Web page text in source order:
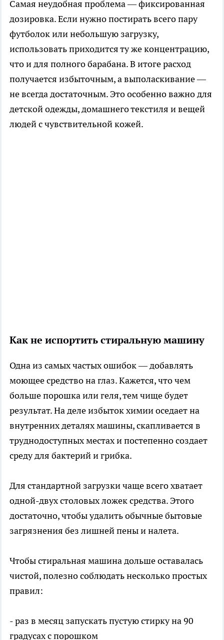
Самая неудобная проблема — фиксированная
дозировка. Если нужно постирать всего пару
футболок или небольшую загрузку,
использовать приходится ту же концентрацию,
что и для полного барабана. В итоге расход
получается избыточным, а выполаскивание —
не всегда достаточным. Это особенно важно для
детской одежды, домашнего текстиля и вещей
людей с чувствительной кожей.
Как не испортить стиральную машину
Одна из самых частых ошибок — добавлять
моющее средство на глаз. Кажется, что чем
больше порошка или геля, тем чище будет
результат. На деле избыток химии оседает на
внутренних деталях машины, скапливается в
труднодоступных местах и постепенно создает
среду для бактерий и грибка.
Для стандартной загрузки чаще всего хватает
одной-двух столовых ложек средства. Этого
достаточно, чтобы удалить обычные бытовые
загрязнения без лишней пены и налета.
Чтобы стиральная машина дольше оставалась
чистой, полезно соблюдать несколько простых
правил:
- раз в месяц запускать пустую стирку на 90
градусах с порошком